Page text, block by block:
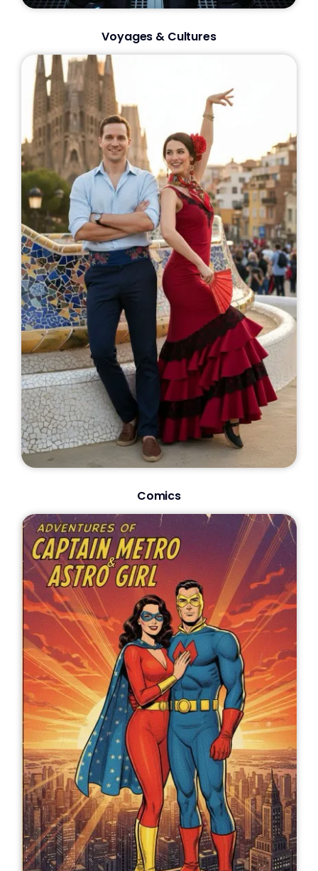
Voyages & Cultures
Comics